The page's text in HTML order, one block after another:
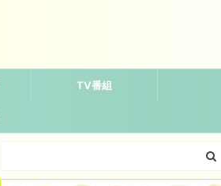
TV番組